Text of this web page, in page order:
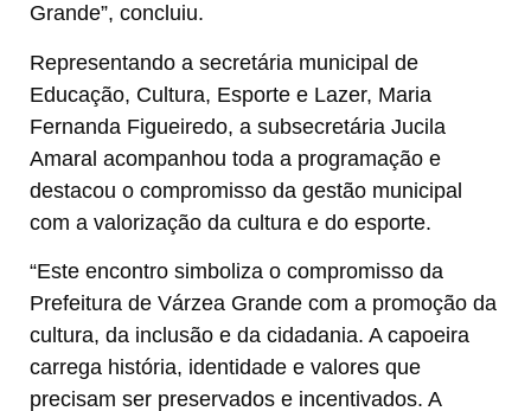
Grande”, concluiu.
Representando a secretária municipal de
Educação, Cultura, Esporte e Lazer, Maria
Fernanda Figueiredo, a subsecretária Jucila
Amaral acompanhou toda a programação e
destacou o compromisso da gestão municipal
com a valorização da cultura e do esporte.
“Este encontro simboliza o compromisso da
Prefeitura de Várzea Grande com a promoção da
cultura, da inclusão e da cidadania. A capoeira
carrega história, identidade e valores que
precisam ser preservados e incentivados. A